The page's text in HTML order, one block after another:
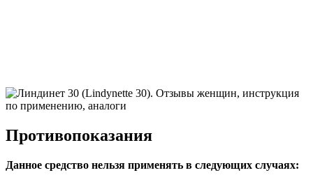
Противопоказания
Данное средство нельзя применять в следующих случаях: